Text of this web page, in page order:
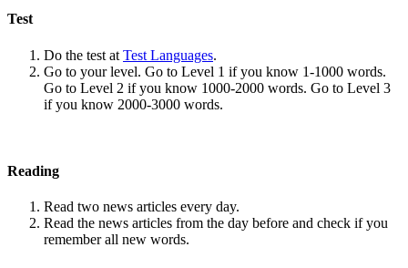
Test
Do the test at Test Languages.
Go to your level. Go to Level 1 if you know 1-1000 words.
Go to Level 2 if you know 1000-2000 words. Go to Level 3
if you know 2000-3000 words.
Reading
Read two news articles every day.
Read the news articles from the day before and check if you
remember all new words.